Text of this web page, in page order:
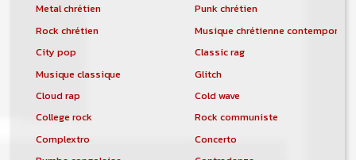
Metal chrétien
Punk chrétien
Rock chrétien
Musique chrétienne
City pop
Classic rag
Musique classique
Glitch
Cloud rap
Cold wave
College rock
Rock communiste
Complextro
Concerto